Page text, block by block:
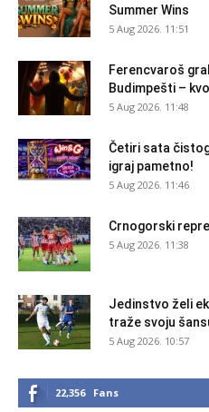
Summer Wins
5 Aug 2026. 11:51
Ferencvaroš
Budimpešti –
5 Aug 2026. 11:48
Četiri sata
igraj pametno!
5 Aug 2026. 11:46
Crnogorski
5 Aug 2026. 11:38
Jedinstvo želi
traže svoju
5 Aug 2026. 10:57
22,356 Fans